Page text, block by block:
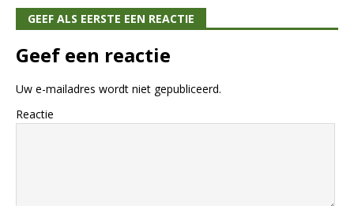
GEEF ALS EERSTE EEN REACTIE
Geef een reactie
Uw e-mailadres wordt niet gepubliceerd.
Reactie